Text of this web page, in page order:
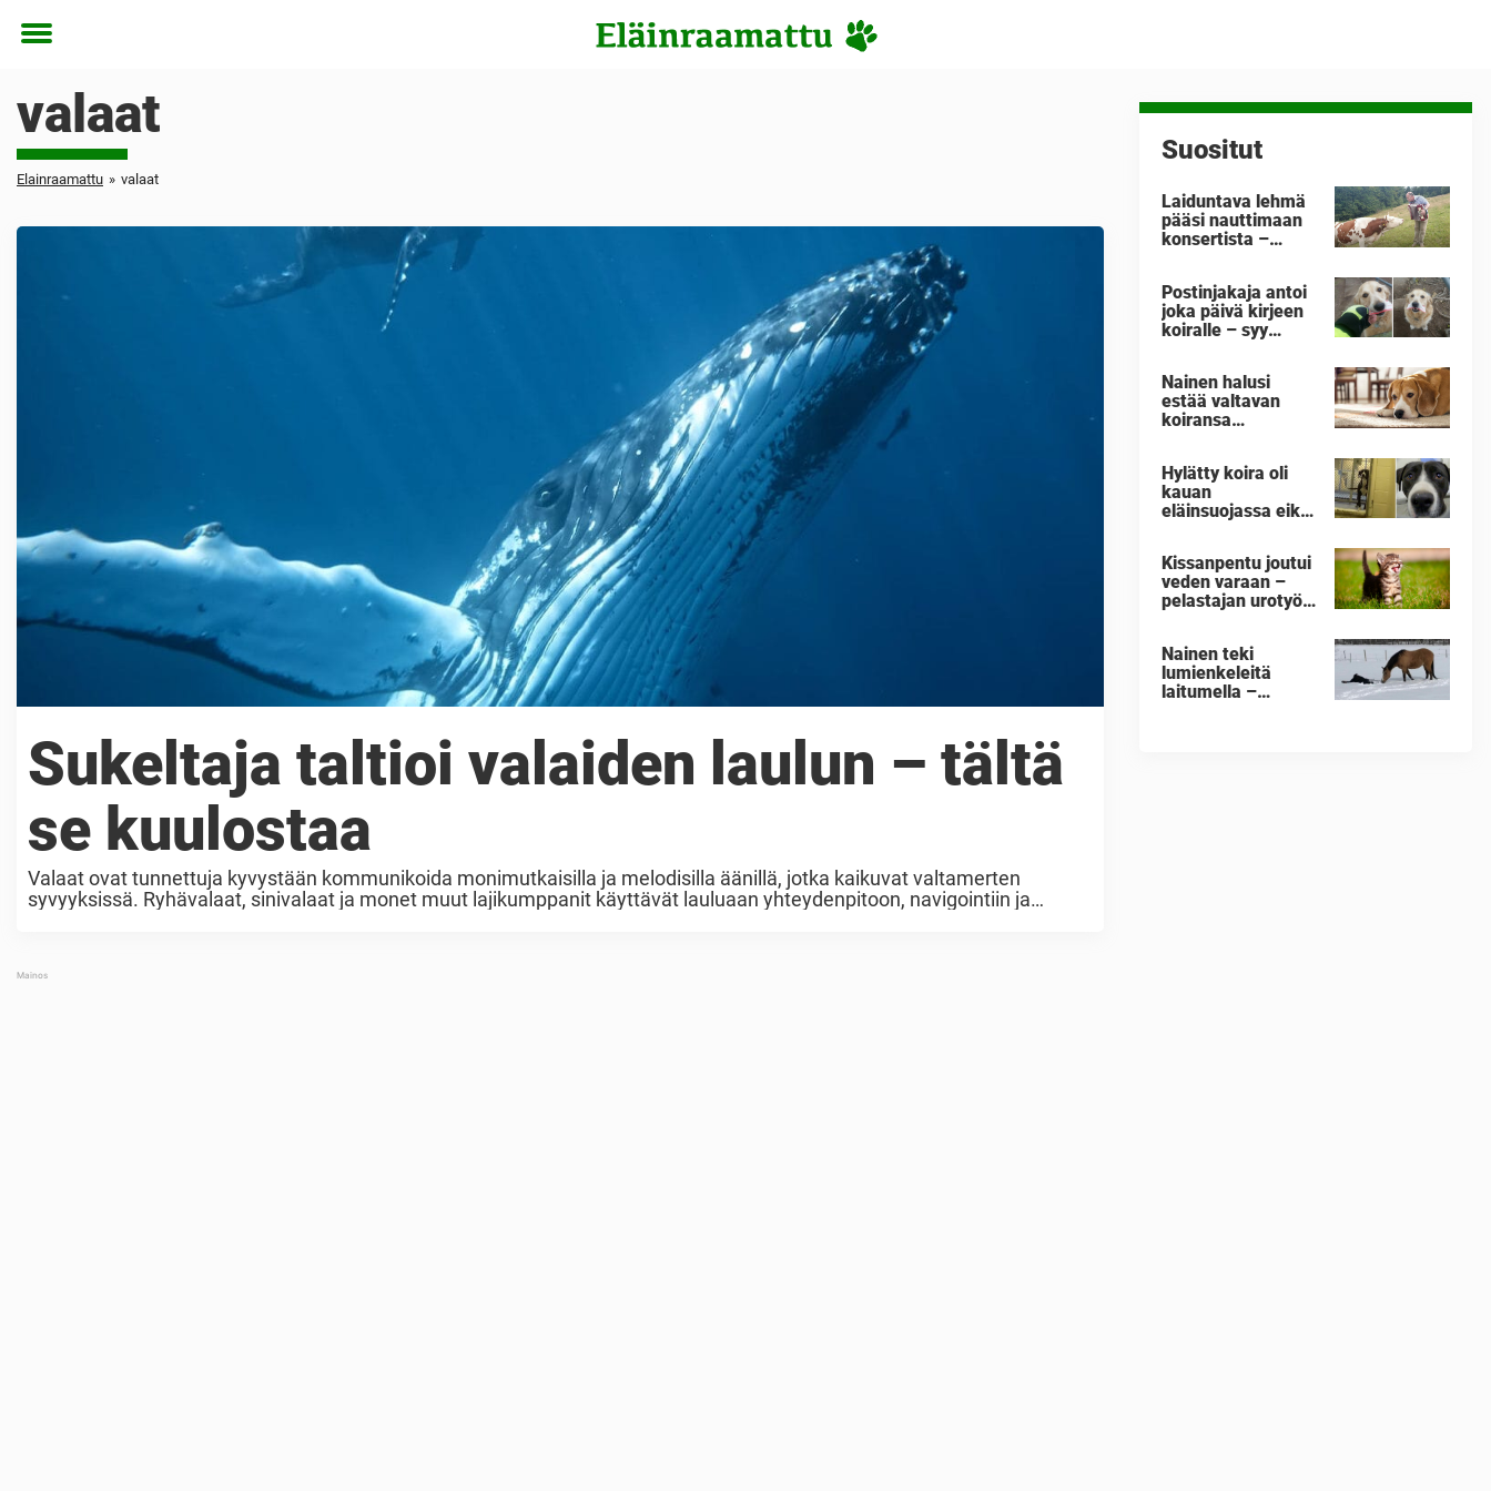
Toggle
valaat
Elainraamattu » valaat
Sukeltaja taltioi valaiden laulun – tältä
se kuulostaa
Valaat ovat tunnettuja kyvystään kommunikoida monimutkaisilla ja melodisilla äänillä, jotka kaikuvat valtamerten
syvyyksissä. Ryhävalaat, sinivalaat ja monet muut lajikumppanit käyttävät lauluaan yhteydenpitoon, navigointiin ja
Suositut
Laiduntava lehmä
pääsi nauttimaan
konsertista –
ottaa esiin haitarin
Postinjakaja antoi
joka päivä kirjeen
koiralle – syy
Nainen halusi
estää valtavan
koiransa
nosti valtavan
someraivon
Hylätty koira oli
kauan
eläinsuojassa eikä
katso nyt, kun se
kuulee askelten
äänet
Kissanpentu joutui
veden varaan –
pelastajan urotyö
Nainen teki
lumienkeleitä
laitumella –